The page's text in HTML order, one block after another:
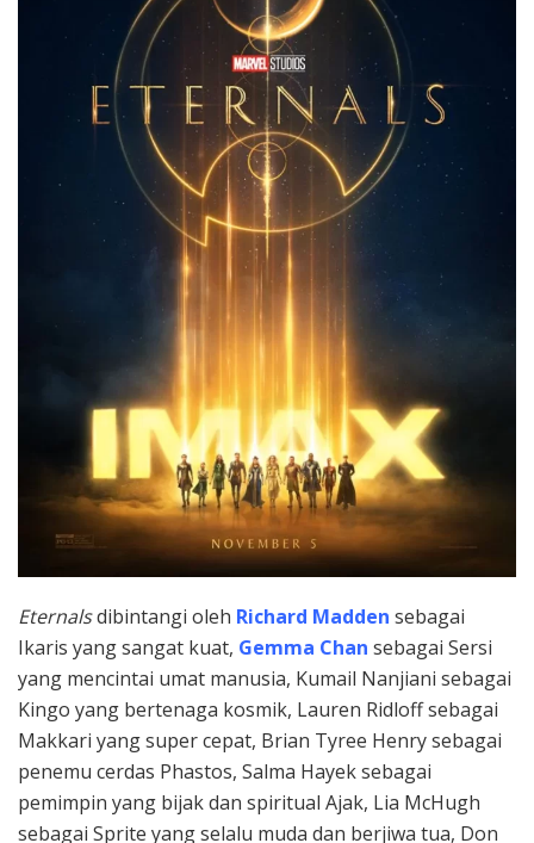
Eternalsdibintangi oleh Richard Madden sebagai
Ikaris yang sangat kuat, Gemma Chan sebagai Sersi
yang mencintai umat manusia, Kumail Nanjiani sebagai
Kingo yang bertenaga kosmik, Lauren Ridloff sebagai
Makkari yang super cepat, Brian Tyree Henry sebagai
penemu cerdas Phastos, Salma Hayek sebagai
pemimpin yang bijak dan spiritual Ajak, Lia McHugh
sebagai Sprite yang selalu muda dan berjiwa tua, Don